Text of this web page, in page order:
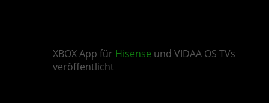
XBOX App für Hisense und VIDAA OS TVs
veröffentlicht